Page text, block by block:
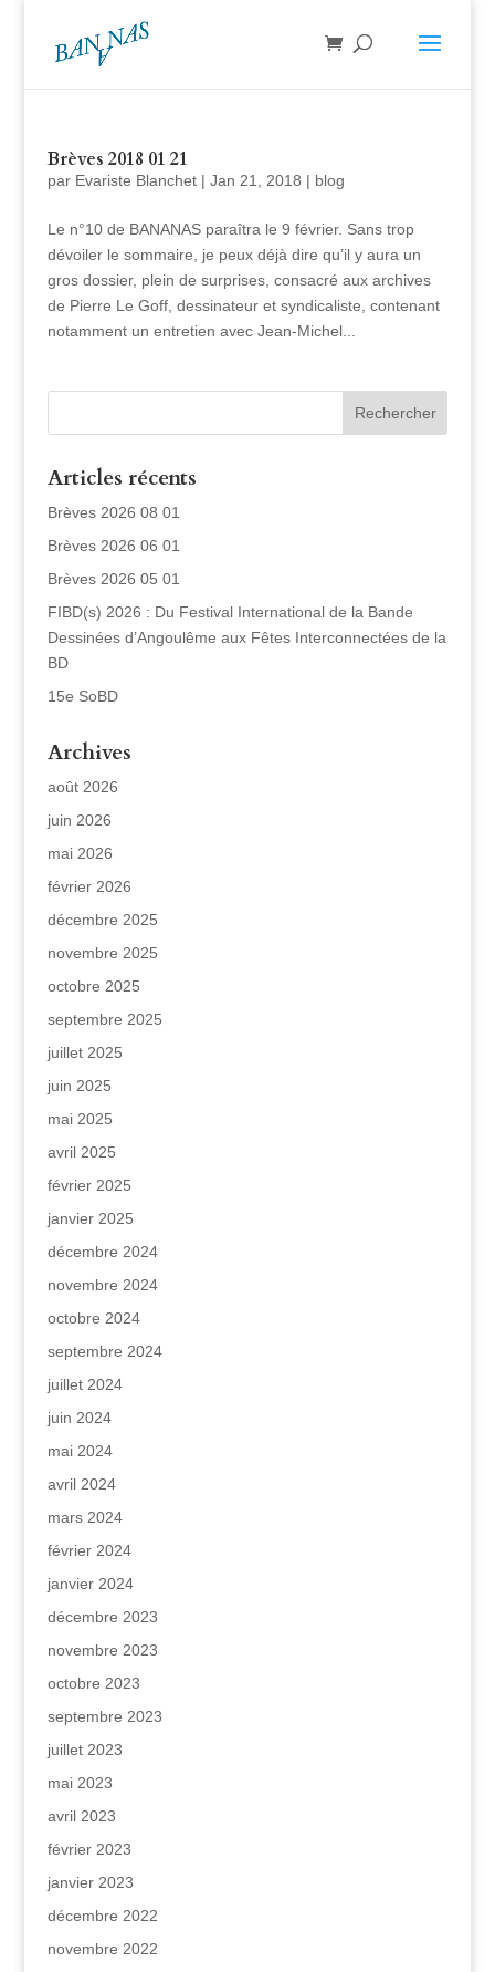
Brèves 2018 01 21
par Evariste Blanchet| Jan 21, 2018 | blog
Le n°10 de BANANAS paraîtra le 9 février. Sans trop
dévoiler le sommaire, je peux déjà dire qu’il y aura un
gros dossier, plein de surprises, consacré aux archives
de Pierre Le Goff, dessinateur et syndicaliste, contenant
notamment un entretien avec Jean-Michel...
Articles récents
Brèves 2026 08 01
Brèves 2026 06 01
Brèves 2026 05 01
FIBD(s) 2026 : Du Festival International de la Bande
Dessinées d’Angoulême aux Fêtes Interconnectées de la
BD
15e SoBD
Archives
août 2026
juin 2026
mai 2026
février 2026
décembre 2025
novembre 2025
octobre 2025
septembre 2025
juillet 2025
juin 2025
mai 2025
avril 2025
février 2025
janvier 2025
décembre 2024
novembre 2024
octobre 2024
septembre 2024
juillet 2024
juin 2024
mai 2024
avril 2024
mars 2024
février 2024
janvier 2024
décembre 2023
novembre 2023
octobre 2023
septembre 2023
juillet 2023
mai 2023
avril 2023
février 2023
janvier 2023
décembre 2022
novembre 2022